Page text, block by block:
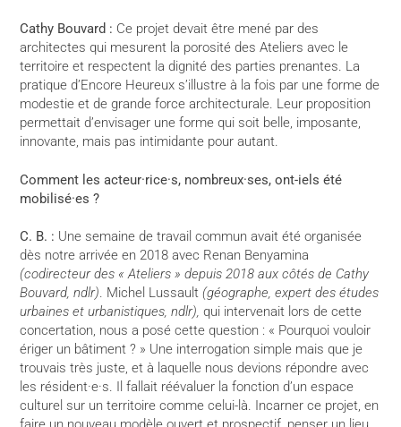
Cathy Bouvard : Ce projet devait être mené par des
architectes qui mesurent la porosité des Ateliers avec le
territoire et respectent la dignité des parties prenantes. La
pratique d’Encore Heureux s’illustre à la fois par une forme de
modestie et de grande force architecturale. Leur proposition
permettait d’envisager une forme qui soit belle, imposante,
innovante, mais pas intimidante pour autant.
Comment les acteur·rice·s, nombreux·ses, ont-iels été
mobilisé·es ?
C. B. : Une semaine de travail commun avait été organisée
dès notre arrivée en 2018 avec Renan Benyamina
(codirecteur des « Ateliers » depuis 2018 aux côtés de Cathy
Bouvard, ndlr). Michel Lussault(géographe, expert des études
urbaines et urbanistiques, ndlr), qui intervenait lors de cette
concertation, nous a posé cette question : « Pourquoi vouloir
ériger un bâtiment ? » Une interrogation simple mais que je
trouvais très juste, et à laquelle nous devions répondre avec
les résident·e·s. Il fallait réévaluer la fonction d’un espace
culturel sur un territoire comme celui-là. Incarner ce projet, en